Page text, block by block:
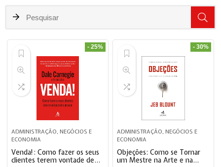
- 25%
ADMINISTRAÇÃO, NEGÓCIOS E
ECONOMIA
Venda!: Como fazer os seus
clientes terem vontade de
- 30%
ADMINISTRAÇÃO, NEGÓCIOS E
ECONOMIA
Objeções: Como se Tornar
um Mestre na Arte e na